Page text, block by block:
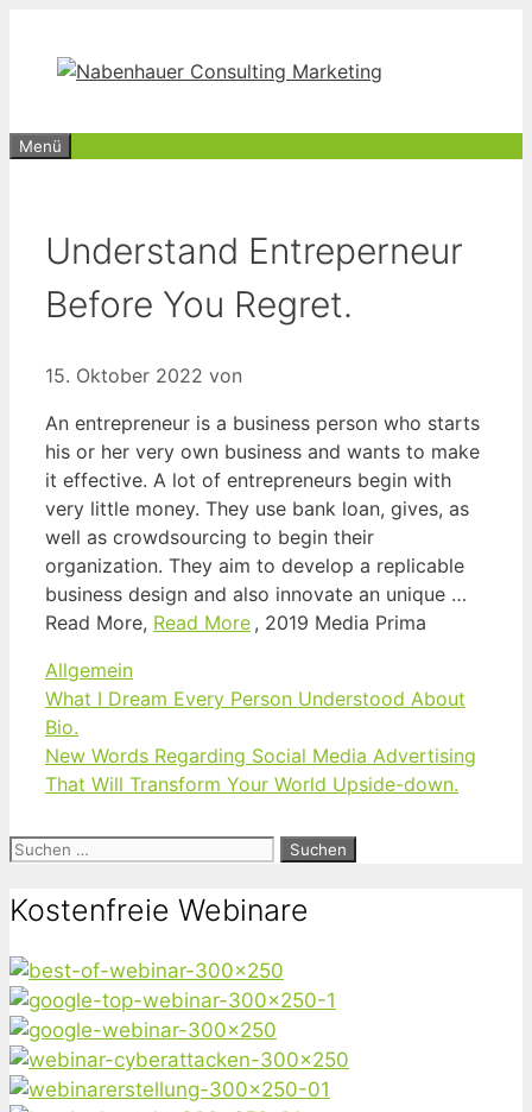
springen
Menü
Understand Entreperneur
Before You Regret.
15. Oktober 2022 von
An entrepreneur is a business person who starts
his or her very own business and wants to make
it effective. A lot of entrepreneurs begin with
very little money. They use bank loan, gives, as
well as crowdsourcing to begin their
organization. They aim to develop a replicable
business design and also innovate an unique …
Read More, Read More , 2019 Media Prima
Kategorien
Allgemein
What I Dream Every Person Understood About
Bio.
New Words Regarding Social Media Advertising
That Will Transform Your World Upside-down.
Suchen
Kostenfreie Webinare